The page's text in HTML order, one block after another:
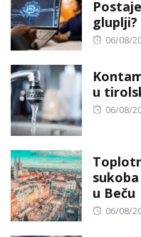
gluplji?
Posted
06/08/
u
Posted
06/08/
u Beču
Posted
06/08/